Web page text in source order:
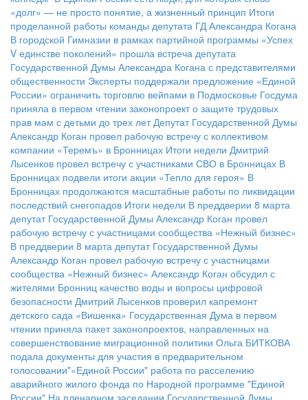
«долг» — не просто понятие, а жизненный принцип Итоги
проделанной работы команды депутата ГД Александра Когана
В городской Гимназии в рамках партийной программы «Успех
V единстве поколений» прошла встреча депутата
Государственной Думы Александра Когана с представителями
общественности Эксперты поддержали предложение «Единой
России» ограничить торговлю вейпами в Подмосковье Госдума
приняла в первом чтении законопроект о защите трудовых
прав мам с детьми до трех лет Депутат Государственной Думы
Александр Коган провел рабочую встречу с коллективом
компании «Теремъ» в Бронницах Итоги недели Дмитрий
Лысенков провел встречу с участниками СВО в Бронницах В
Бронницах подвели итоги акции «Тепло для героя» В
Бронницах продолжаются масштабные работы по ликвидации
последствий снегопадов Итоги недели В преддверии 8 марта
депутат Государственной Думы Александр Коган провел
рабочую встречу с участницами сообщества «Нежный бизнес»
В преддверии 8 марта депутат Государственной Думы
Александр Коган провел рабочую встречу с участницами
сообщества «Нежный бизнес» Александр Коган обсудил с
жителями Бронниц качество воды и вопросы цифровой
безопасности Дмитрий Лысенков проверил капремонт
детского сада «Вишенка» Государственная Дума в первом
чтении приняла пакет законопроектов, направленных на
совершенствование миграционной политики Ольга БИТКОВА
подала документы для участия в предварительном
голосовании"«Единой России" работа по расселению
аварийного жилого фонда по Народной программе "Единой